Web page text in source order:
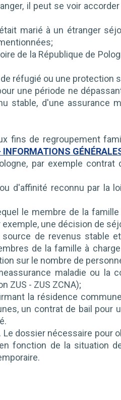
il peut se voir
marié à un étranger
de la République de
réfugié ou une protection
une période ne
stable, d'une assurance
fins de regroupement
par exemple contrat
d'affinité reconnu par la
le membre de la
une décision de
de revenus stable
de la famille à
sur le nombre de
maladie ou la
ZUS - ZUS ZCNA);
la résidence
un contrat de bail pour
Le dossier nécessaire pour
fonction de la situation